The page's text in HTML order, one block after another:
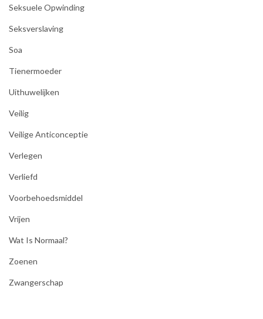
Seksuele Opwinding
Seksverslaving
Soa
Tienermoeder
Uithuwelijken
Veilig
Veilige Anticonceptie
Verlegen
Verliefd
Voorbehoedsmiddel
Vrijen
Wat Is Normaal?
Zoenen
Zwangerschap